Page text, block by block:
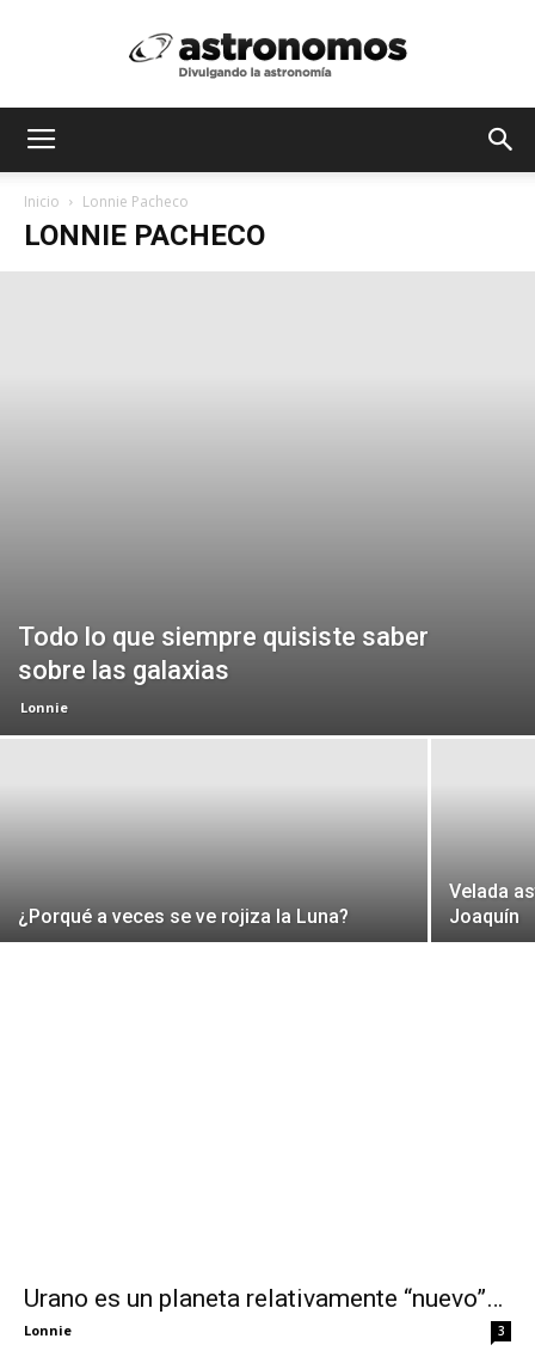
Inicio Lonnie Pacheco
LONNIE PACHECO
Todo lo que siempre quisiste saber
sobre las galaxias
Lonnie
¿Porqué a veces se ve rojiza la Luna?
Velada
Joaquín
Urano es un planeta relativamente “nuevo”…
Lonnie 3